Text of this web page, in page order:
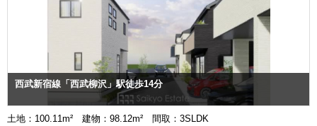
西武新宿線「西武柳沢」駅徒歩14分
土地：100.11m² 建物：98.12m² 間取：3SLDK